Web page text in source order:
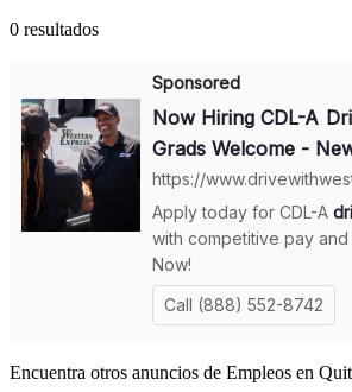
0 resultados
Encuentra otros anuncios de Empleos en